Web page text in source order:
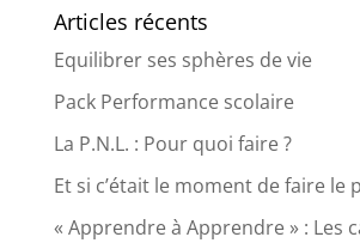
Articles récents
Equilibrer ses sphères de vie
Pack Performance scolaire
La P.N.L. : Pour quoi faire ?
Et si c’était le moment de faire le
« Apprendre à Apprendre » : Les